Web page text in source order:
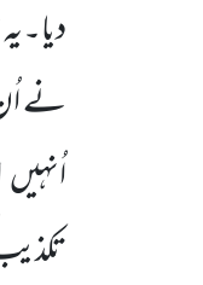
نے